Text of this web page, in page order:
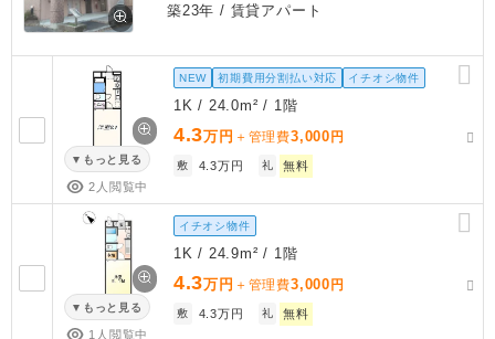
築23年 / 賃貸アパート
もっと見る
2人閲覧中
NEW 初期費用分割払い対応 イチオシ物件
1K / 24.0m² / 1階
4.3万円 ＋管理費3,000 円
敷 4.3万円 礼 無料
もっと見る
1人閲覧中
イチオシ物件
1K / 24.9m² / 1階
4.3万円 ＋管理費3,000 円
敷 4.3万円 礼 無料